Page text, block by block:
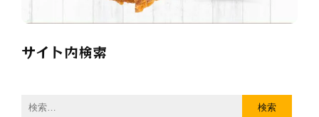
サイト内検索
検